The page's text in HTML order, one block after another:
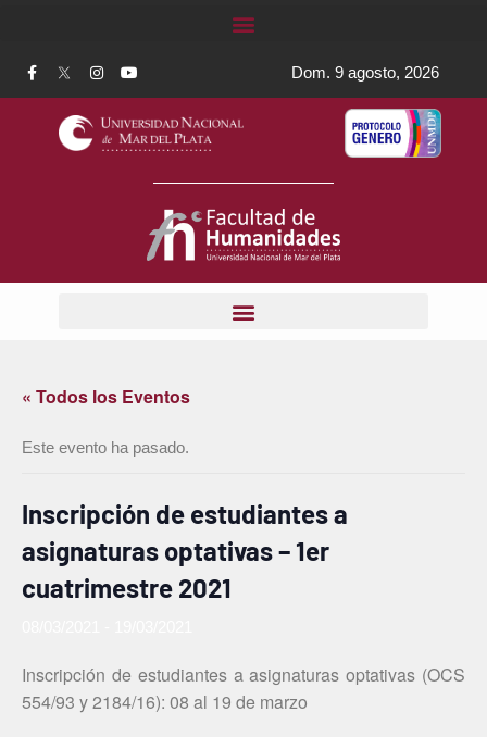
Dom. 9 agosto, 2026
« Todos los Eventos
Este evento ha pasado.
Inscripción de estudiantes a
asignaturas optativas – 1er
cuatrimestre 2021
Inscripción de estudiantes a asignaturas optativas (OCS
554/93 y 2184/16): 08 al 19 de marzo